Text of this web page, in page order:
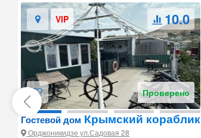
10.0
Проверено
VIP
Гостевой дом Крымский кораблик
Орджоникидзе ул.Садовая 28